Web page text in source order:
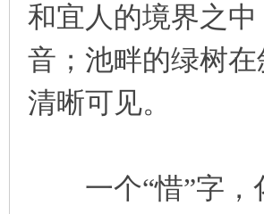
和宜人的境界之
音；池畔的绿树
清晰可见。
一个“惜”字，